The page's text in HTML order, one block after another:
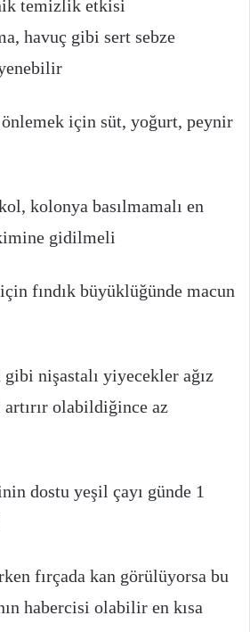
temizlik etkisi
havuç gibi sert sebze
için süt, yoğurt, peynir
kolonya basılmamalı en
gidilmeli
fındık büyüklüğünde macun
nişastalı yiyecekler ağız
olabildiğince az
dostu yeşil çayı günde 1
fırçada kan görülüyorsa bu
habercisi olabilir en kısa